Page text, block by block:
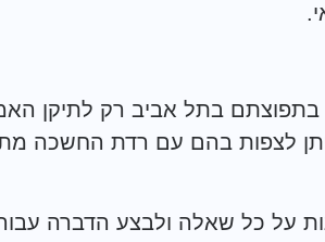
בתפוצתם בתל אביב רק לתיקן
לצפות בהם עם רדת החשכה
על כל שאלה ולבצע הדברה